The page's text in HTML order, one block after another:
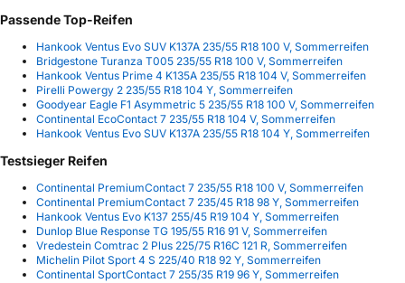
Passende Top-Reifen
Hankook Ventus Evo SUV K137A 235/55 R18 100 V, Sommerreifen
Bridgestone Turanza T005 235/55 R18 100 V, Sommerreifen
Hankook Ventus Prime 4 K135A 235/55 R18 104 V, Sommerreifen
Pirelli Powergy 2 235/55 R18 104 Y, Sommerreifen
Goodyear Eagle F1 Asymmetric 5 235/55 R18 100 V, Sommerreifen
Continental EcoContact 7 235/55 R18 104 V, Sommerreifen
Hankook Ventus Evo SUV K137A 235/55 R18 104 Y, Sommerreifen
Testsieger Reifen
Continental PremiumContact 7 235/55 R18 100 V, Sommerreifen
Continental PremiumContact 7 235/45 R18 98 Y, Sommerreifen
Hankook Ventus Evo K137 255/45 R19 104 Y, Sommerreifen
Dunlop Blue Response TG 195/55 R16 91 V, Sommerreifen
Vredestein Comtrac 2 Plus 225/75 R16C 121 R, Sommerreifen
Michelin Pilot Sport 4 S 225/40 R18 92 Y, Sommerreifen
Continental SportContact 7 255/35 R19 96 Y, Sommerreifen